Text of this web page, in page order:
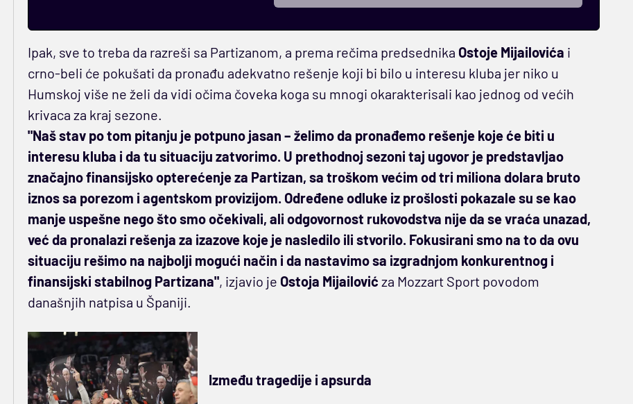
Ipak, sve to treba da razreši sa Partizanom, a prema rečima predsednika Ostoje Mijailovića i
crno-beli će pokušati da pronađu adekvatno rešenje koji bi bilo u interesu kluba jer niko u
Humskoj više ne želi da vidi očima čoveka koga su mnogi okarakterisali kao jednog od većih
krivaca za kraj sezone.
"Naš stav po tom pitanju je potpuno jasan – želimo da pronađemo rešenje koje će biti u
interesu kluba i da tu situaciju zatvorimo. U prethodnoj sezoni taj ugovor je predstavljao
značajno finansijsko opterećenje za Partizan, sa troškom većim od tri miliona dolara bruto
iznos sa porezom i agentskom provizijom. Određene odluke iz prošlosti pokazale su se kao
manje uspešne nego što smo očekivali, ali odgovornost rukovodstva nije da se vraća unazad,
već da pronalazi rešenja za izazove koje je nasledilo ili stvorilo. Fokusirani smo na to da ovu
situaciju rešimo na najbolji mogući način i da nastavimo sa izgradnjom konkurentnog i
finansijski stabilnog Partizana", izjavio je Ostoja Mijailović za Mozzart Sport povodom
današnjih natpisa u Španiji.
Između tragedije i apsurda